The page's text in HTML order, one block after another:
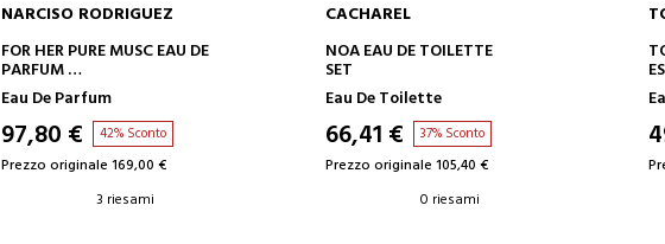
AGGIUNGI AL CARRELLO
NARCISO RODRIGUEZ
FOR HER PURE MUSC EAU DE
PARFUM
SET
Eau De Parfum
97,80 € 42% Sconto
Prezzo originale 169,00 €
3 riesami
AGGIUNGI AL CARRELLO
CACHAREL
NOA EAU DE TOILETTE
SET
Eau De Toilette
66,41 € 37% Sconto
Prezzo originale 105,40 €
0 riesami